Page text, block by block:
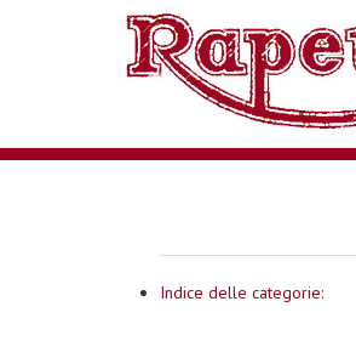
Indice delle categorie: